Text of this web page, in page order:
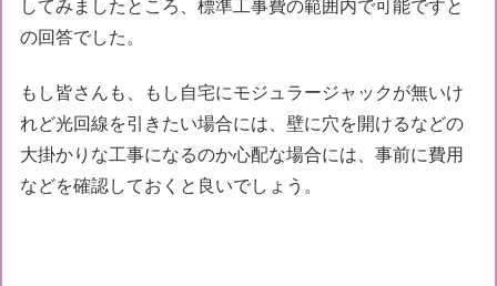
してみましたところ、標準工事費の範囲内で可能ですと
の回答でした。
もし皆さんも、もし自宅にモジュラージャックが無いけ
れど光回線を引きたい場合には、壁に穴を開けるなどの
大掛かりな工事になるのか心配な場合には、事前に費用
などを確認しておくと良いでしょう。